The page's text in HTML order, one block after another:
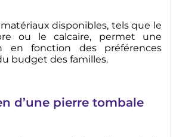
disponibles, tels que le
ou le calcaire, permet une
en fonction des préférences
budget des familles.
d’une pierre tombale